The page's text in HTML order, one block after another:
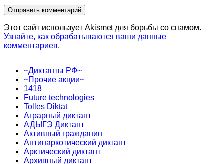
Этот сайт использует Akismet для борьбы со спамом.
Узнайте, как обрабатываются ваши данные
комментариев.
~Диктанты РФ~
~Прочие акции~
1418
Future technologies
Tolles Diktat
Аграрный диктант
АДЫГЭ Диктант
Активный гражданин
Антинаркотический диктант
Арктический диктант
Архивный диктант